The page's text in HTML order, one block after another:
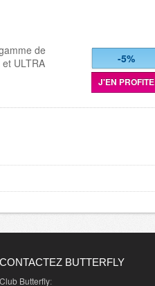
de
ULTRA
-5%
J'EN PROFITE
CONTACTEZ BUTTERFLY
Club Butterfly: